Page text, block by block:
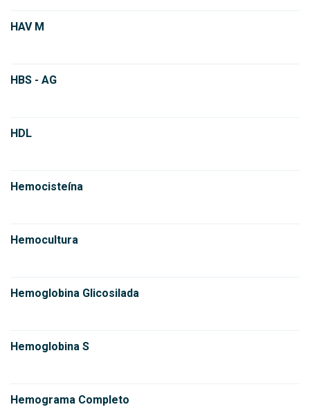
HAV M
HBS - AG
HDL
Hemocisteína
Hemocultura
Hemoglobina Glicosilada
Hemoglobina S
Hemograma Completo